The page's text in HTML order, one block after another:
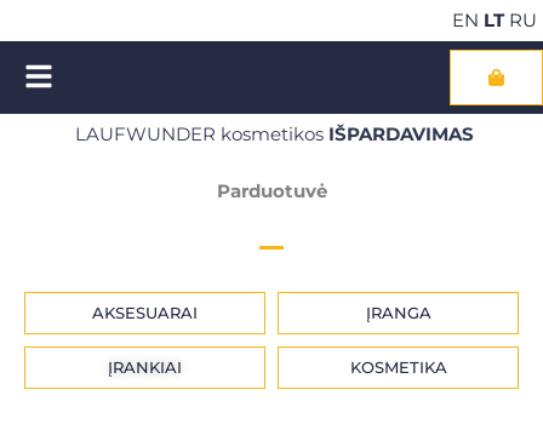
prie
turinio
EN LT RU
Cart
NEMOKAMAS pristatymas perkant kosmetiką už €100
LAUFWUNDER kosmetikos IŠPARDAVIMAS
Parduotuvė
AKSESUARAI ĮRANGA
ĮRANKIAI KOSMETIKA